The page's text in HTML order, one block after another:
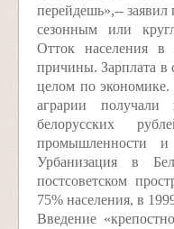
перейдешь»,-- заявил
сезонным или
Отток населения в
причины. Зарплата в
целом по
аграрии
белорусских
промышленности
Урбанизация в
постсоветском
75% населения, в
Введение